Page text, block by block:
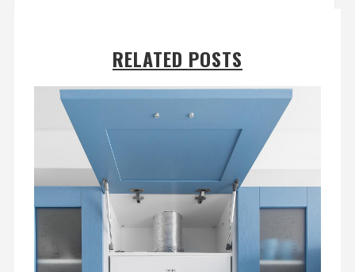
RELATED POSTS